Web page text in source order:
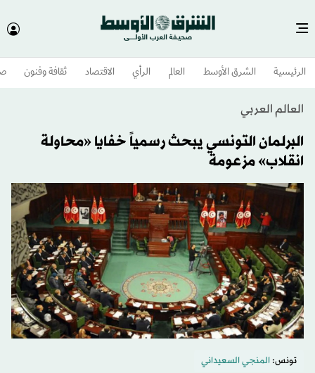
الرئيسية الشرق الأوسط​ العالم الرأي الاقتصاد ثقافة وفنون
العالم العربي
البرلمان التونسي يبحث رسمياً خفايا «محاولة
انقلاب» مزعومة
تونس:المنجي السعيداني